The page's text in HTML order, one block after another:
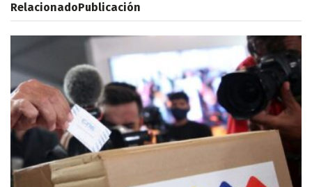
RelacionadoPublicación